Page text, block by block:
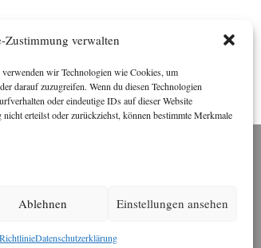
Zustimmung verwalten
wir Technologien wie Cookies, um
darauf zuzugreifen. Wenn du diesen Technologien
oder eindeutige IDs auf dieser Website
erteilst oder zurückziehst, können bestimmte Merkmale
Ablehnen Einstellungen ansehen
Datenschutzerklärung
ersten zehn Jahre der
Verfügung. Die aktuelle
Hafencity Zeitung zu finden